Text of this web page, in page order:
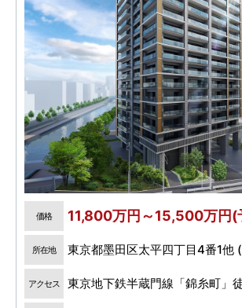
価格 11,800万円～15,500万円(
所在地 東京都墨田区太平四丁目4番1他
アクセス 東京地下鉄半蔵門線「錦糸町」